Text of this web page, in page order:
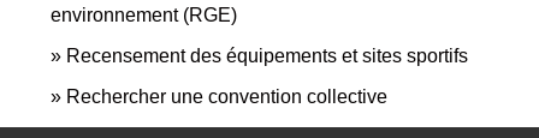
environnement (RGE)
Recensement des équipements et sites sportifs
Rechercher une convention collective